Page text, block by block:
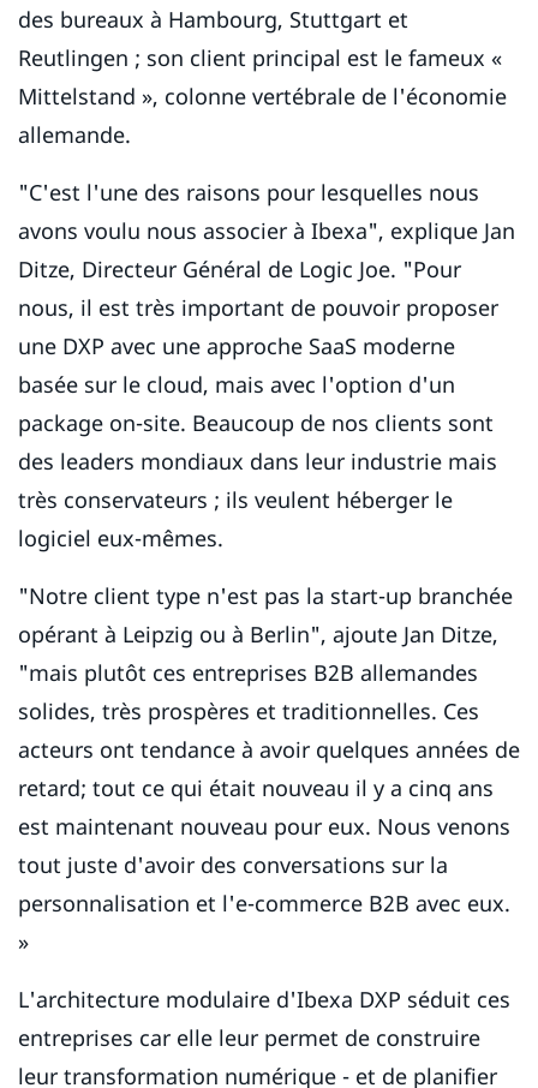
des bureaux à Hambourg, Stuttgart et
Reutlingen ; son client principal est le fameux «
Mittelstand », colonne vertébrale de l'économie
allemande.
"C'est l'une des raisons pour lesquelles nous
avons voulu nous associer à Ibexa", explique Jan
Ditze, Directeur Général de Logic Joe. "Pour
nous, il est très important de pouvoir proposer
une DXP avec une approche SaaS moderne
basée sur le cloud, mais avec l'option d'un
package on-site. Beaucoup de nos clients sont
des leaders mondiaux dans leur industrie mais
très conservateurs ; ils veulent héberger le
logiciel eux-mêmes.
"Notre client type n'est pas la start-up branchée
opérant à Leipzig ou à Berlin", ajoute Jan Ditze,
"mais plutôt ces entreprises B2B allemandes
solides, très prospères et traditionnelles. Ces
acteurs ont tendance à avoir quelques années de
retard; tout ce qui était nouveau il y a cinq ans
est maintenant nouveau pour eux. Nous venons
tout juste d'avoir des conversations sur la
personnalisation et l'e-commerce B2B avec eux.
»
L'architecture modulaire d'Ibexa DXP séduit ces
entreprises car elle leur permet de construire
leur transformation numérique - et de planifier